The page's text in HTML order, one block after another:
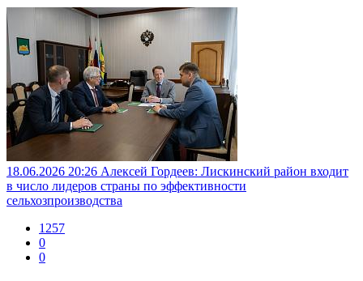
18.06.2026 20:26 Алексей Гордеев: Лискинский район входит
в число лидеров страны по эффективности
сельхозпроизводства
1257
0
0